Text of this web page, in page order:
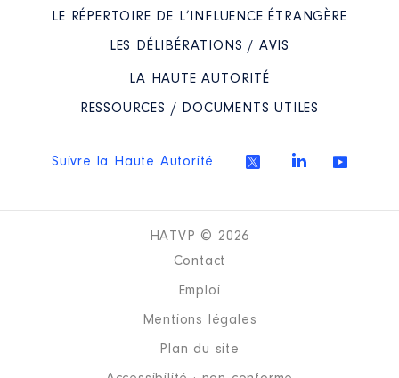
LE RÉPERTOIRE DE L’INFLUENCE ÉTRANGÈRE
LES DÉLIBÉRATIONS / AVIS
LA HAUTE AUTORITÉ
RESSOURCES / DOCUMENTS UTILES
Suivre la Haute Autorité
HATVP © 2026
Contact
Emploi
Mentions légales
Plan du site